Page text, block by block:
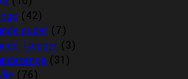
(42)
puder (7)
Tæpper (3)
(31)
(76)